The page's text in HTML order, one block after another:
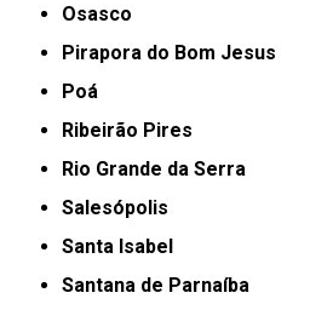
Osasco
Pirapora do Bom Jesus
Poá
Ribeirão Pires
Rio Grande da Serra
Salesópolis
Santa Isabel
Santana de Parnaíba